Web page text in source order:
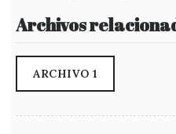
Archivos
ARCHIVO 1